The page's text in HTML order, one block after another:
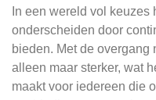
In een wereld vol
onderscheiden door
bieden. Met de overgang
alleen maar sterker, wat
maakt voor iedereen die